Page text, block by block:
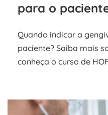
para o
Quando indicar a
paciente? Saiba mais
conheça o curso de